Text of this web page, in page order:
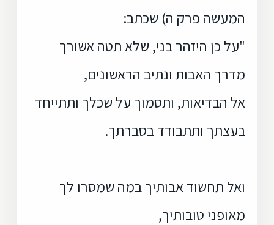
המעשה פרק ה) שכתב:
"על כן היזהר בני, שלא תטה אשורך
מדרך האבות ונתיב הראשונים,
אל הבדיאות, ותסמוך על שכלך ותתייחד
בעצתך ותתבודד בסברתך.
ואל תחשוד אבותיך במה שמסרו לך
מאופני טובותיך,